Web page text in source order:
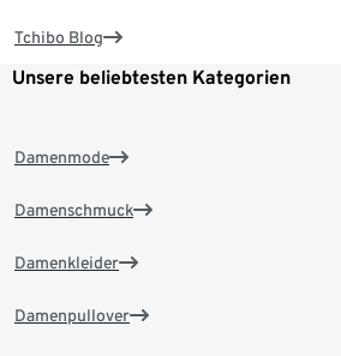
Tchibo Blog
Unsere beliebtesten Kategorien
Damenmode
Damenschmuck
Damenkleider
Damenpullover